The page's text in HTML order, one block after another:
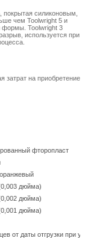
покрытая силиконовым,
чем Toolwright 5 и
формы. Toolwright 3
используется при
затрат на приобретение
фторопласт
дюйма)
дюйма)
дюйма)
от даты отгрузки при